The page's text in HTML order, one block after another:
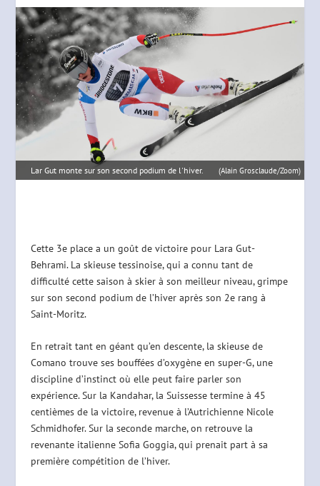
Lar Gut monte sur son second podium de l'hiver. (Alain Grosclaude/Zoom)
Cette 3e place a un goût de victoire pour Lara Gut-
Behrami. La skieuse tessinoise, qui a connu tant de
difficulté cette saison à skier à son meilleur niveau, grimpe
sur son second podium de l’hiver après son 2e rang à
Saint-Moritz.
En retrait tant en géant qu’en descente, la skieuse de
Comano trouve ses bouffées d’oxygène en super-G, une
discipline d’instinct où elle peut faire parler son
expérience. Sur la Kandahar, la Suissesse termine à 45
centièmes de la victoire, revenue à l’Autrichienne Nicole
Schmidhofer. Sur la seconde marche, on retrouve la
revenante italienne Sofia Goggia, qui prenait part à sa
première compétition de l’hiver.